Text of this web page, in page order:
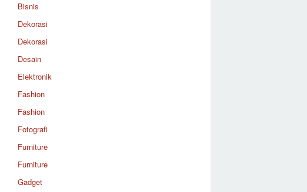
Bisnis
Dekorasi
Dekorasi
Desain
Elektronik
Fashion
Fashion
Fotografi
Furniture
Furniture
Gadget